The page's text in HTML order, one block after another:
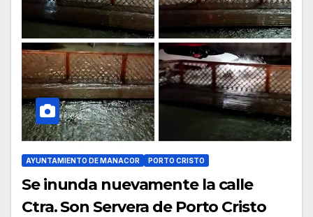
AYUNTAMIENTO DE MANACOR PORTO CRISTO
Se inunda nuevamente la calle
Ctra. Son Servera de Porto Cristo